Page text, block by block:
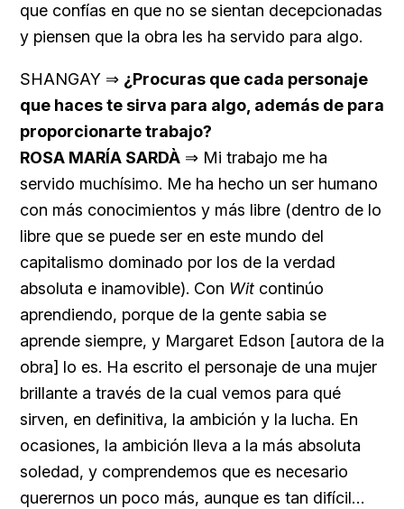
que confías en que no se sientan decepcionadas
y piensen que la obra les ha servido para algo.
SHANGAY ⇒ ¿Procuras que cada personaje
que haces te sirva para algo, además de para
proporcionarte trabajo?
ROSA MARÍA SARDÀ ⇒ Mi trabajo me ha
servido muchísimo. Me ha hecho un ser humano
con más conocimientos y más libre (dentro de lo
libre que se puede ser en este mundo del
capitalismo dominado por los de la verdad
absoluta e inamovible). Con Wit continúo
aprendiendo, porque de la gente sabia se
aprende siempre, y Margaret Edson [autora de la
obra] lo es. Ha escrito el personaje de una mujer
brillante a través de la cual vemos para qué
sirven, en definitiva, la ambición y la lucha. En
ocasiones, la ambición lleva a la más absoluta
soledad, y comprendemos que es necesario
querernos un poco más, aunque es tan difícil…